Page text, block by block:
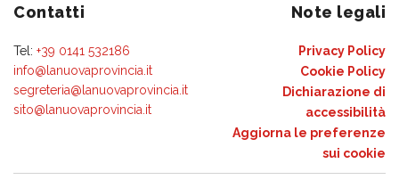
Contatti
Tel: +39 0141 532186
info@lanuovaprovincia.it
segreteria@lanuovaprovincia.it
sito@lanuovaprovincia.it
Note legali
Privacy Policy
Cookie Policy
Dichiarazione di
accessibilità
Aggiorna le preferenze
sui cookie